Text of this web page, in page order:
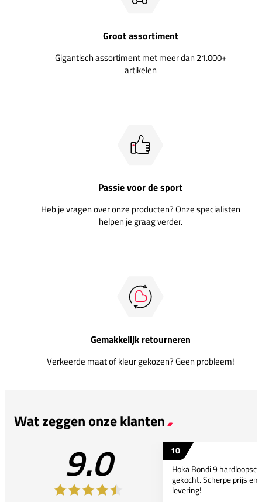
Groot assortiment
Gigantisch assortiment met meer dan 21.000+
artikelen
Passie voor de sport
Heb je vragen over onze producten? Onze specialisten
helpen je graag verder.
Gemakkelijk retourneren
Verkeerde maat of kleur gekozen? Geen probleem!
Wat zeggen onze klanten
9.0
10
Hoka Bondi 9
gekocht. Scherpe prijs en
levering!